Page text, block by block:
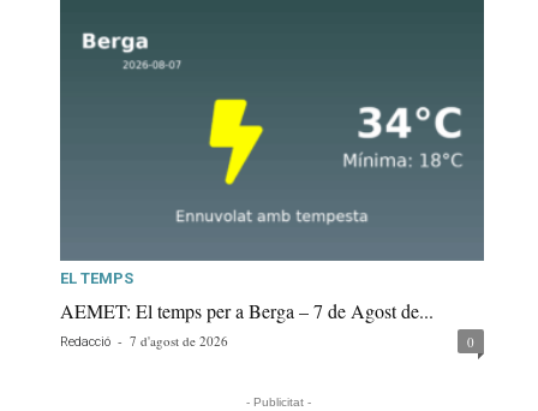
EL TEMPS
AEMET: El temps per a Berga – 7 de Agost de...
Redacció - 7 d'agost de 2026 0
- Publicitat -